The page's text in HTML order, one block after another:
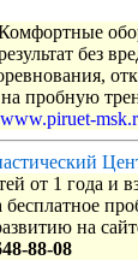
без
пробную
www.piruet-
от 1 года и
на
88-08